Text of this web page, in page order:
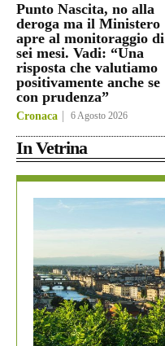
Punto Nascita, no alla
deroga ma il Ministero
apre al monitoraggio di
sei mesi. Vadi: “Una
risposta che valutiamo
positivamente anche se
con prudenza”
Cronaca 6 Agosto 2026
In Vetrina